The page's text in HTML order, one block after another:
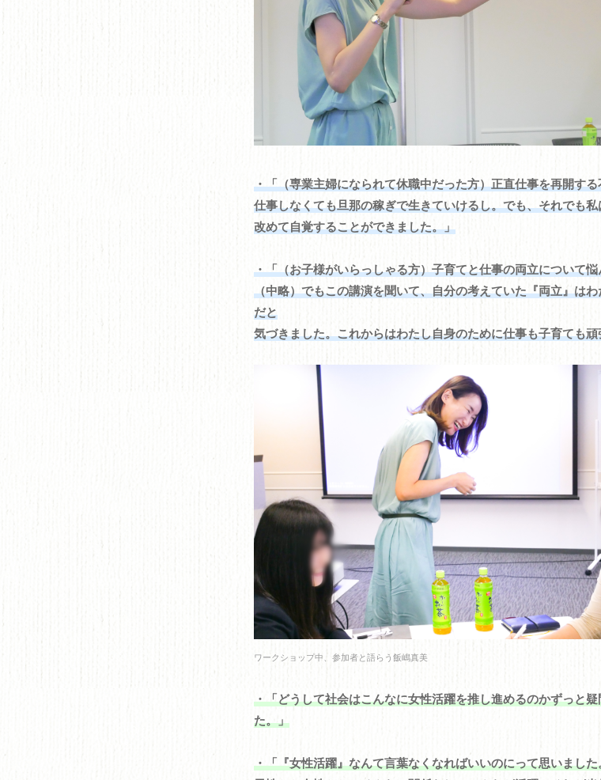
・「（専業主婦になられて休職中だった方）正直仕事を再開す
仕事しなくても旦那の稼ぎで生きていけるし。でも、それでも
改めて自覚することができました。」
・「（お子様がいらっしゃる方）子育てと仕事の両立について
（中略）でもこの講演を聞いて、自分の考えていた『両立』は
だと
気づきました。これからはわたし自身のために仕事も子育ても
ワークショップ中、参加者と語らう飯嶋真美
・「どうして社会はこんなに女性活躍を推し進めるのかずっと
た。」
・「『女性活躍』なんて言葉なくなればいいのにって思いました